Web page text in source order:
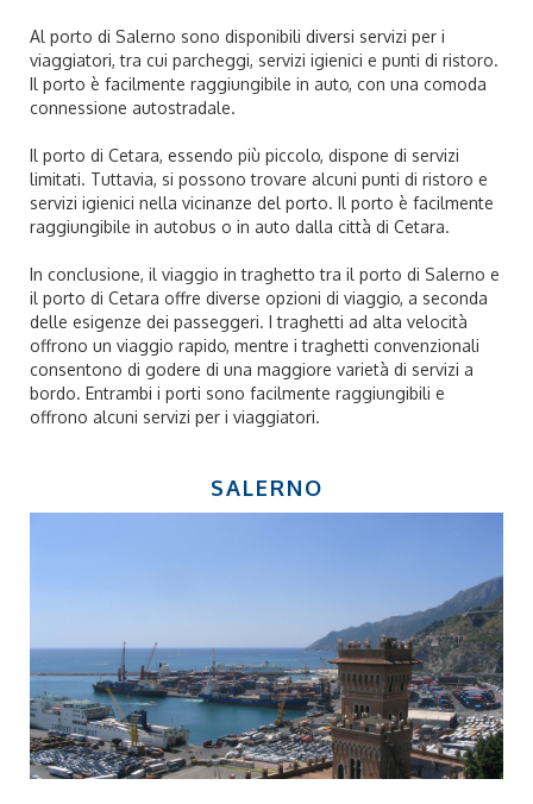
Al porto di Salerno sono disponibili diversi servizi per i
viaggiatori, tra cui parcheggi, servizi igienici e punti di ristoro.
Il porto è facilmente raggiungibile in auto, con una comoda
connessione autostradale.
Il porto di Cetara, essendo più piccolo, dispone di servizi
limitati. Tuttavia, si possono trovare alcuni punti di ristoro e
servizi igienici nella vicinanze del porto. Il porto è facilmente
raggiungibile in autobus o in auto dalla città di Cetara.
In conclusione, il viaggio in traghetto tra il porto di Salerno e
il porto di Cetara offre diverse opzioni di viaggio, a seconda
delle esigenze dei passeggeri. I traghetti ad alta velocità
offrono un viaggio rapido, mentre i traghetti convenzionali
consentono di godere di una maggiore varietà di servizi a
bordo. Entrambi i porti sono facilmente raggiungibili e
offrono alcuni servizi per i viaggiatori.
SALERNO